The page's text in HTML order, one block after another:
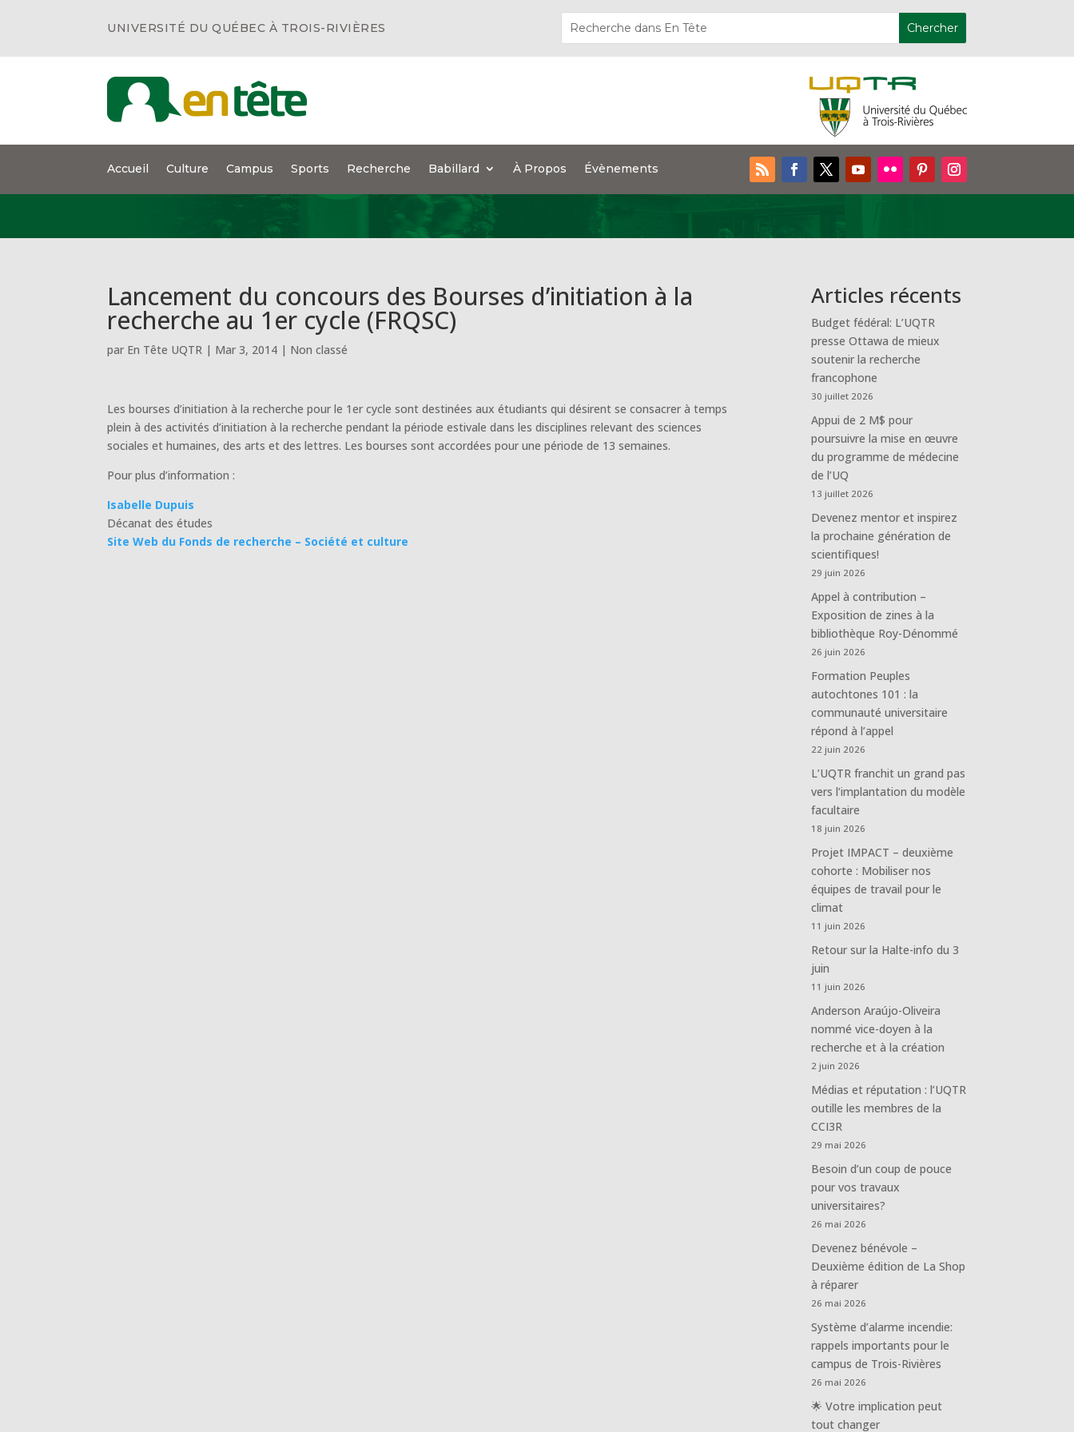
UNIVERSITÉ DU QUÉBEC À TROIS-RIVIÈRES
Accueil Culture Campus Sports Recherche Babillard À Propos Évènements
Lancement du concours des Bourses d’initiation à la
recherche au 1er cycle (FRQSC)
par En Tête UQTR | Mar 3, 2014 | Non classé
Les bourses d’initiation à la recherche pour le 1er cycle sont destinées aux étudiants qui désirent se consacrer à temps
plein à des activités d’initiation à la recherche pendant la période estivale dans les disciplines relevant des sciences
sociales et humaines, des arts et des lettres. Les bourses sont accordées pour une période de 13 semaines.
Pour plus d’information :
Isabelle Dupuis
Décanat des études
Site Web du Fonds de recherche – Société et culture
Articles récents
Budget fédéral: L’UQTR
presse Ottawa de mieux
soutenir la recherche
francophone
30 juillet 2026
Appui de 2 M$ pour
poursuivre la mise en œuvre
du programme de médecine
de l’UQ
13 juillet 2026
Devenez mentor et inspirez
la prochaine génération de
scientifiques!
29 juin 2026
Appel à contribution –
Exposition de zines à la
bibliothèque Roy-Dénommé
26 juin 2026
Formation Peuples
autochtones 101 : la
communauté universitaire
répond à l’appel
22 juin 2026
L’UQTR franchit un grand pas
vers l’implantation du modèle
facultaire
18 juin 2026
Projet IMPACT – deuxième
cohorte : Mobiliser nos
équipes de travail pour le
climat
11 juin 2026
Retour sur la Halte-info du 3
juin
11 juin 2026
Anderson Araújo-Oliveira
nommé vice-doyen à la
recherche et à la création
2 juin 2026
Médias et réputation : l’UQTR
outille les membres de la
CCI3R
29 mai 2026
Besoin d’un coup de pouce
pour vos travaux
universitaires?
26 mai 2026
Devenez bénévole –
Deuxième édition de La Shop
à réparer
26 mai 2026
Système d’alarme incendie:
rappels importants pour le
campus de Trois-Rivières
26 mai 2026
🌟 Votre implication peut
tout changer